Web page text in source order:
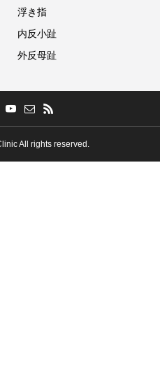
浮き指
内反小趾
外反母趾
All rights reserved.